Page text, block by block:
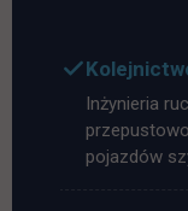
Inżynieria
pojazdów